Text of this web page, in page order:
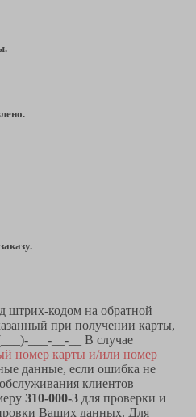
штрих-кодом на обратной
при получении карты,
___-__-__ В случае
номер карты и/или номер
данные, если ошибка не
клиентов
310-000-3 для проверки и
Ваших данных. Для